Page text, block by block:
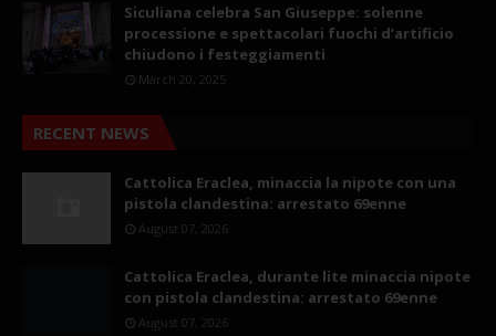
Siculiana celebra San Giuseppe: solenne
processione e spettacolari fuochi d’artificio
chiudono i festeggiamenti
March 20, 2025
RECENT NEWS
Cattolica Eraclea, minaccia la nipote con una
pistola clandestina: arrestato 69enne
August 07, 2026
Cattolica Eraclea, durante lite minaccia nipote
con pistola clandestina: arrestato 69enne
August 07, 2026